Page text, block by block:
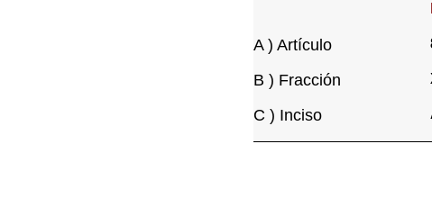
A ) Artículo
B ) Fracción
C ) Inciso